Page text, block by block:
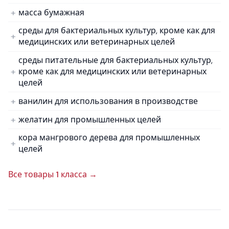
масса бумажная
среды для бактериальных культур, кроме как для
медицинских или ветеринарных целей
среды питательные для бактериальных культур,
кроме как для медицинских или ветеринарных
целей
ванилин для использования в производстве
желатин для промышленных целей
кора мангрового дерева для промышленных
целей
Все товары 1 класса →